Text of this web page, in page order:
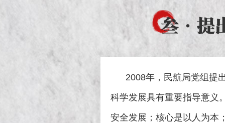
叁 ·提
2008年，民航局党组提出
科学发展具有重要指导意义
安全发展；核心是以人为本